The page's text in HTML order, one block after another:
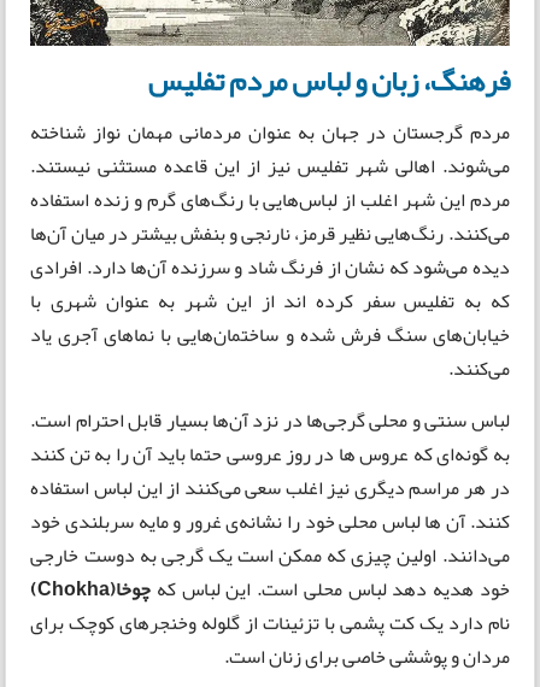
فرهنگ، زبان و لباس مردم تفلیس
مردم گرجستان در جهان به عنوان مردمانی مهمان نواز شناخته
می‌شوند. اهالی شهر تفلیس نیز از این قاعده مستثنی نیستند.
مردم این شهر اغلب از لباس‌هایی با رنگ‌های گرم و زنده استفاده
می‌کنند. رنگ‌هایی نظیر قرمز، نارنجی و بنفش بیشتر در میان آن‌ها
دیده می‌شود که نشان از فرنگ شاد و سرزنده آن‌‌ها دارد. افرادی
که به تفلیس سفر کرده اند از این شهر به عنوان شهری با
خیابان‌های سنگ فرش شده و ساختمان‌هایی با نماهای آجری یاد
می‌کنند.
لباس سنتی و محلی گرجی‌ها در نزد آن‌ها بسیار قابل احترام است.
به گونه‌ای که عروس ها در روز عروسی حتما باید آن‌ را به تن کنند
در هر مراسم دیگری نیز اغلب سعی می‌کنند از این لباس استفاده
کنند. آن ها لباس محلی خود را نشانه‌ی غرور و مایه سربلندی خود
می‌دانند. اولین چیزی که ممکن است یک گرجی به دوست خارجی
خود هدیه دهد لباس محلی است. این لباس کهچوخا(Chokha)
نام دارد یک کت پشمی با تزئينات از گلوله وخنجر‌های کوچک برای
مردان و پوششی خاصی برای زنان است.